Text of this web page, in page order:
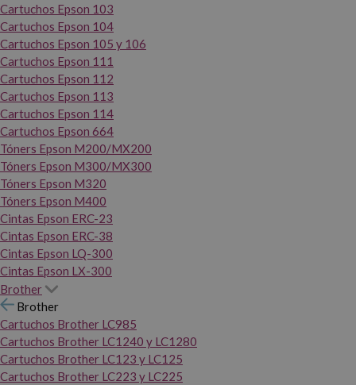
Cartuchos Epson 103
Cartuchos Epson 104
Cartuchos Epson 105 y 106
Cartuchos Epson 111
Cartuchos Epson 112
Cartuchos Epson 113
Cartuchos Epson 114
Cartuchos Epson 664
Tóners Epson M200/MX200
Tóners Epson M300/MX300
Tóners Epson M320
Tóners Epson M400
Cintas Epson ERC-23
Cintas Epson ERC-38
Cintas Epson LQ-300
Cintas Epson LX-300
Brother
Brother
Cartuchos Brother LC985
Cartuchos Brother LC1240 y LC1280
Cartuchos Brother LC123 y LC125
Cartuchos Brother LC223 y LC225